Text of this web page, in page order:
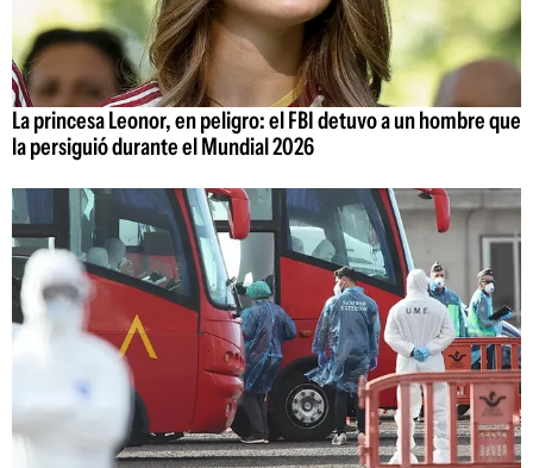
La princesa Leonor, en peligro: el FBI detuvo a un hombre que
la persiguió durante el Mundial 2026